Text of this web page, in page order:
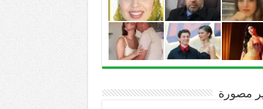
مصورة